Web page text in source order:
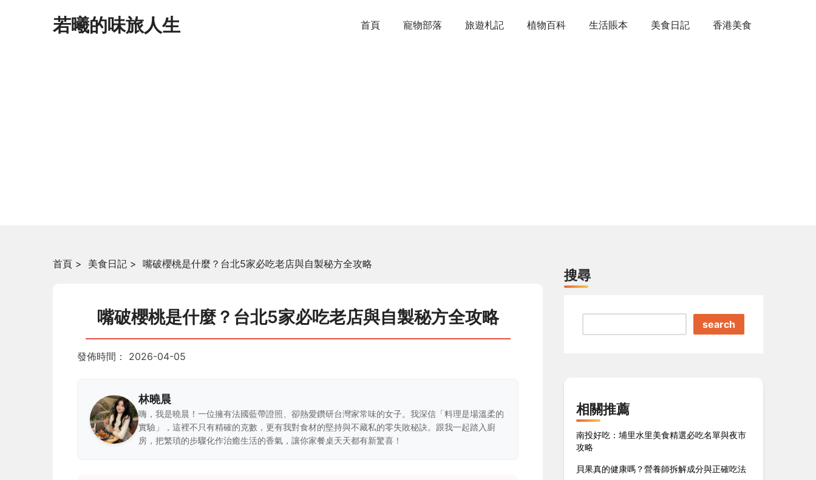
若曦的味旅人生 首頁 寵物部落 旅遊札記 植物百科 生活賬本 美食日記 香港美食
首頁 > 美食日記 > 嘴破櫻桃是什麼？台北5家必吃老店與自製秘方全攻略
嘴破櫻桃是什麼？台北5家必吃老店與自製秘方全攻略
發佈時間： 2026-04-05
林曉晨
嗨，我是曉晨！一位擁有法國藍帶證照、卻熱愛鑽研台灣家常味的女子。我深信「料理是場溫柔的
實驗」，這裡不只有精確的克數，更有我對食材的堅持與不藏私的零失敗秘訣。跟我一起踏入廚
房，把繁瑣的步驟化作治癒生活的香氣，讓你家餐桌天天都有新驚喜！
搜尋
search
相關推薦
南投好吃：埔里水里美食精選必吃名單與夜市
攻略
貝果真的健康嗎？營養師拆解成分與正確吃法